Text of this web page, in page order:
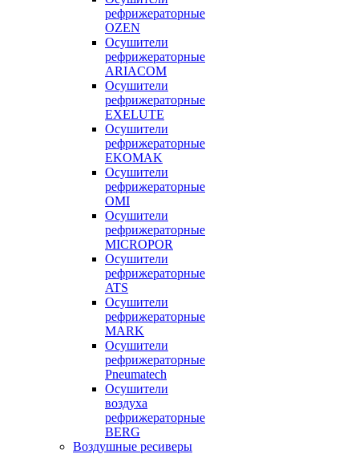
рефрижераторные
OZEN
Осушители
рефрижераторные
ARIACOM
Осушители
рефрижераторные
EXELUTE
Осушители
рефрижераторные
EKOMAK
Осушители
рефрижераторные
OMI
Осушители
рефрижераторные
MICROPOR
Осушители
рефрижераторные
ATS
Осушители
рефрижераторные
MARK
Осушители
рефрижераторные
Pneumatech
Осушители
воздуха
рефрижераторные
BERG
Воздушные ресиверы